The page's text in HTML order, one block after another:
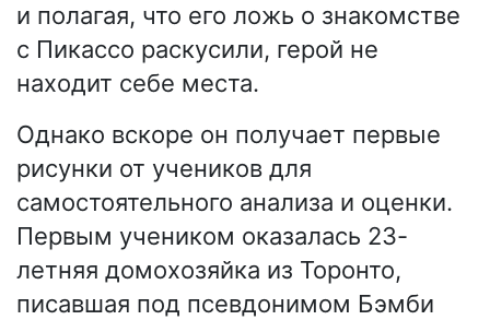
и полагая, что его ложь о знакомстве
с Пикассо раскусили, герой не
находит себе места.
Однако вскоре он получает первые
рисунки от учеников для
самостоятельного анализа и оценки.
Первым учеником оказалась 23-
летняя домохозяйка из Торонто,
писавшая под псевдонимом Бэмби